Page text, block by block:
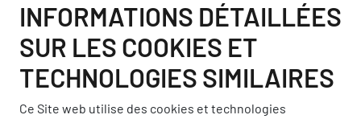
INFORMATIONS DÉTAILLÉES
SUR LES COOKIES ET
TECHNOLOGIES SIMILAIRES
Ce Site web utilise des cookies et technologies